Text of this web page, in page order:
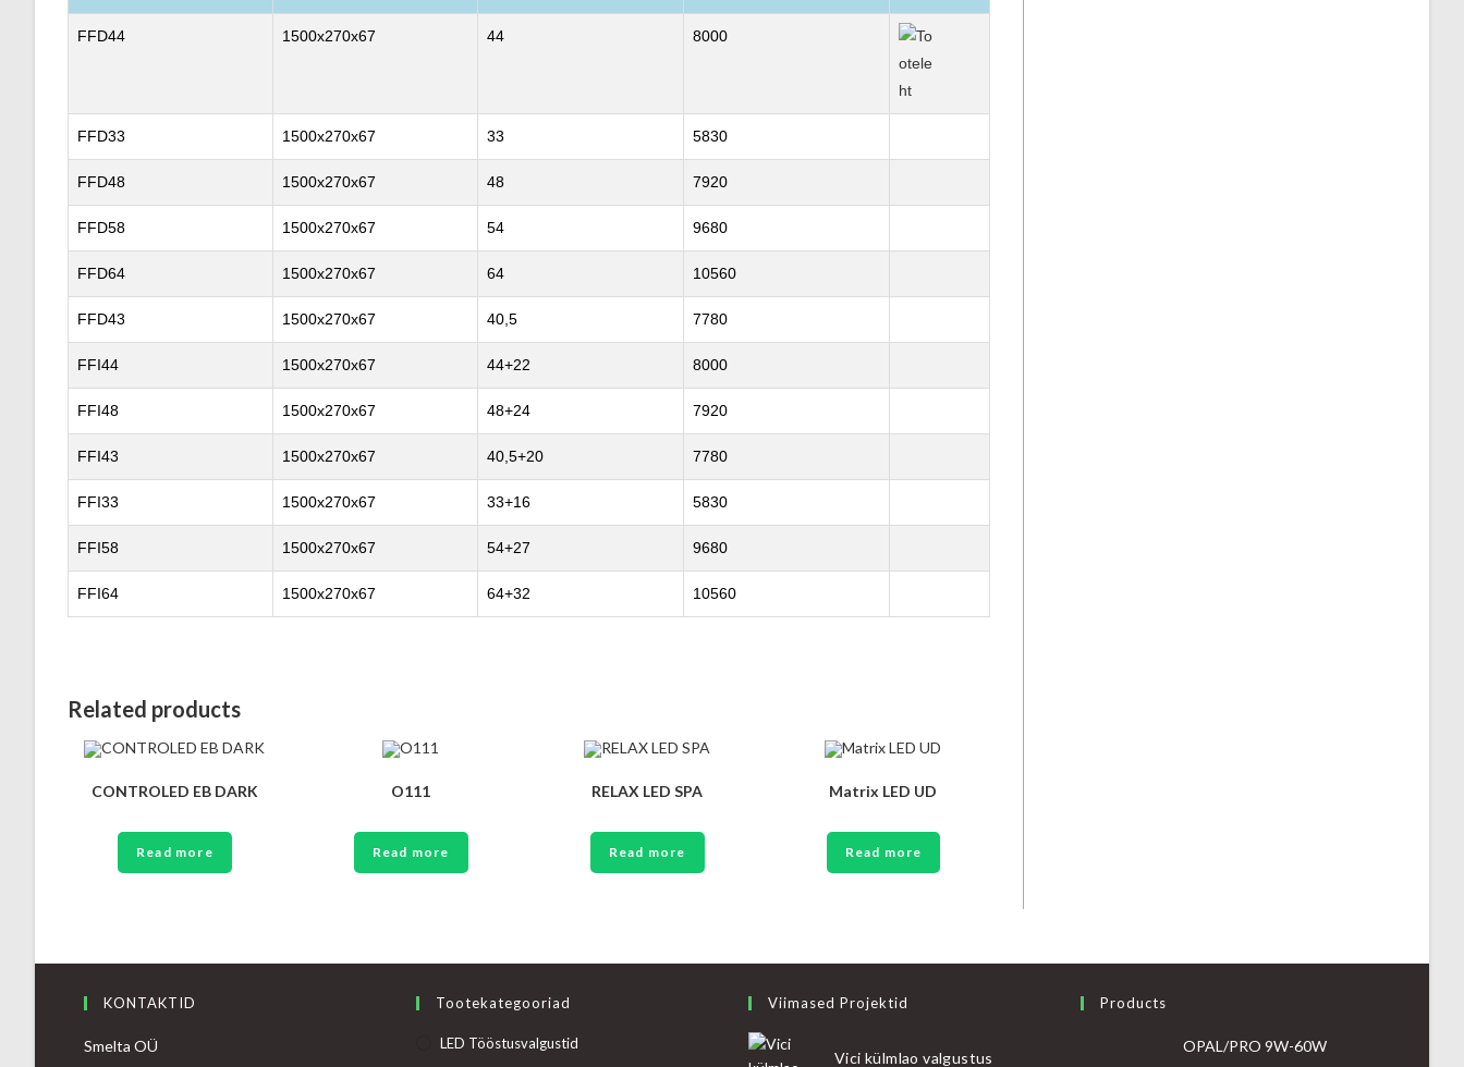
FFD44 1500x270x67 44 8000
FFD33 1500x270x67 33 5830
FFD48 1500x270x67 48 7920
FFD58 1500x270x67 54 9680
FFD64 1500x270x67 64 10560
FFD43 1500x270x67 40,5 7780
FFI44 1500x270x67 44+22 8000
FFI48 1500x270x67 48+24 7920
FFI43 1500x270x67 40,5+20 7780
FFI33 1500x270x67 33+16 5830
FFI58 1500x270x67 54+27 9680
FFI64 1500x270x67 64+32 10560
Related products
CONTROLED EB DARK
Read more
O111
Read more
RELAX LED SPA
Read more
Matrix LED UD
Read more
KONTAKTID
Smelta OÜ
Tootekategooriad
LED Tööstusvalgustid
Viimased Projektid
Vici külmlao valgustus
Products
OPAL/PRO 9W-60W